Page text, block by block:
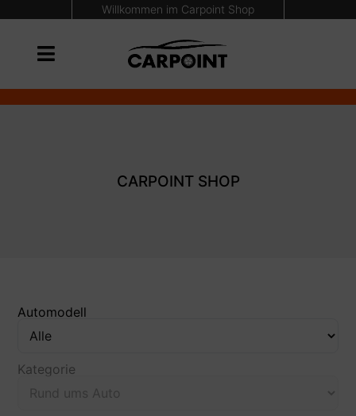
Willkommen im Carpoint Shop
CARPOINT SHOP
Automodell
Kategorie